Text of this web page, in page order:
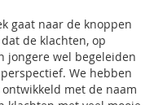
gaat naar de knoppen
de klachten, op
jongere wel begeleiden
We hebben
met de naam